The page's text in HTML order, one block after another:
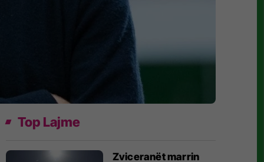
Top Lajme
Zviceranët marrin